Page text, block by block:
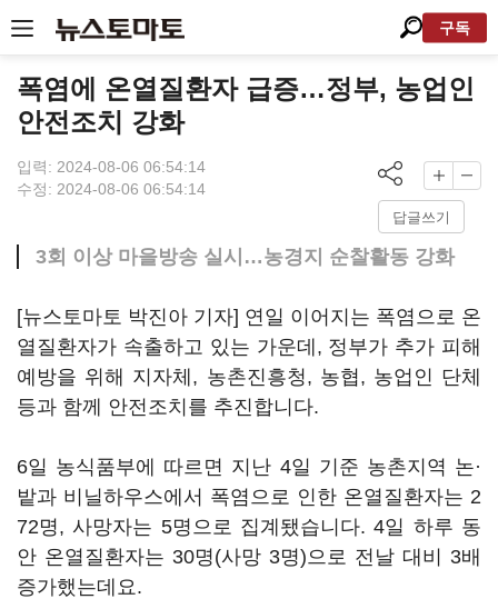
구독
폭염에 온열질환자 급증…정부, 농업인
안전조치 강화
입력: 2024-08-06 06:54:14
수정: 2024-08-06 06:54:14
답글쓰기
3회 이상 마을방송 실시…농경지 순찰활동 강화
[뉴스토마토 박진아 기자] 연일 이어지는 폭염으로 온
열질환자가 속출하고 있는 가운데, 정부가 추가 피해
예방을 위해 지자체, 농촌진흥청, 농협, 농업인 단체
등과 함께 안전조치를 추진합니다.
6일 농식품부에 따르면 지난 4일 기준 농촌지역 논·
밭과 비닐하우스에서 폭염으로 인한 온열질환자는 2
72명, 사망자는 5명으로 집계됐습니다. 4일 하루 동
안 온열질환자는 30명(사망 3명)으로 전날 대비 3배
증가했는데요.